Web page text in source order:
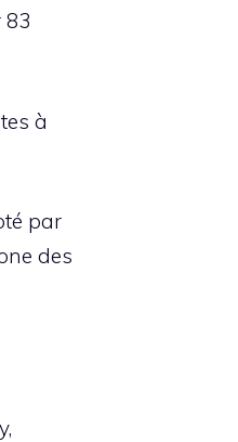
83
à
par
des